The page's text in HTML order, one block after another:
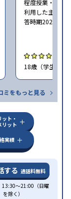
程度授業・指導
利用した主な授
答時期2024年5
18歳（学生） /
ミをもっと見る
ット・
リット
実績
する 通話料無料
13:30〜21:00（日曜
を除く）